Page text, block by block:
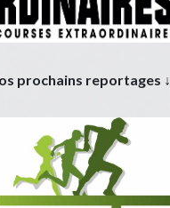
prochains reportages ↓